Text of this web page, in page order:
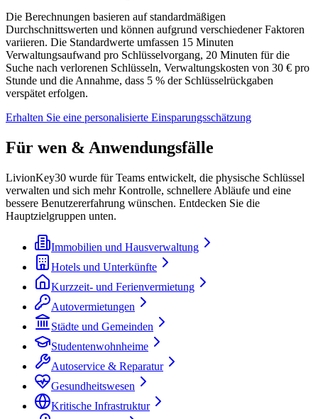
Die Berechnungen basieren auf standardmäßigen
Durchschnittswerten und können aufgrund verschiedener Faktoren
variieren. Die Standardwerte umfassen 15 Minuten
Verwaltungsaufwand pro Schlüsselvorgang, 20 Minuten für die
Suche nach verlorenen Schlüsseln, Verwaltungskosten von 30 € pro
Stunde und die Annahme, dass 5 % der Schlüsselrückgaben
verspätet erfolgen.
Erhalten Sie eine personalisierte Einsparungsschätzung
Für wen & Anwendungsfälle
LivionKey30 wurde für Teams entwickelt, die physische Schlüssel
verwalten und sich mehr Kontrolle, schnellere Abläufe und eine
bessere Benutzererfahrung wünschen. Entdecken Sie die
Hauptzielgruppen unten.
Immobilien und Hausverwaltung
Hotels und Unterkünfte
Kurzzeit- und Ferienvermietung
Autovermietungen
Städte und Gemeinden
Studentenwohnheime
Autoservice & Reparatur
Gesundheitswesen
Kritische Infrastruktur